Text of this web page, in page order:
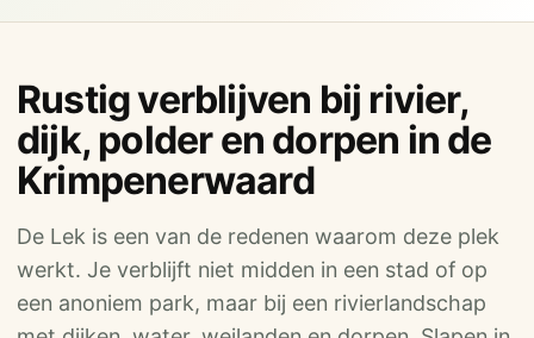
Rustig verblijven bij rivier,
dijk, polder en dorpen in de
Krimpenerwaard
De Lek is een van de redenen waarom deze plek
werkt. Je verblijft niet midden in een stad of op
een anoniem park, maar bij een rivierlandschap